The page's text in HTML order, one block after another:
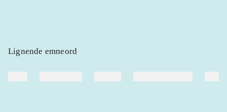
Lignende emneord